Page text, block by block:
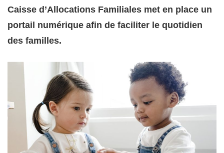
Caisse d’Allocations Familiales met en place un
portail numérique afin de faciliter le quotidien
des familles.